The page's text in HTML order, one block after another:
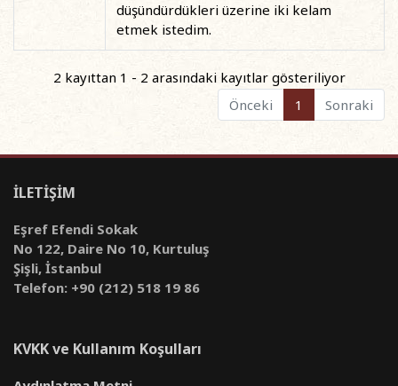
düşündürdükleri üzerine iki kelam
etmek istedim.
2 kayıttan 1 - 2 arasındaki kayıtlar gösteriliyor
Önceki
1 Sonraki
İLETİŞİM
Eşref Efendi Sokak
No 122, Daire No 10, Kurtuluş
Şişli, İstanbul
Telefon: +90 (212) 518 19 86
KVKK ve Kullanım Koşulları